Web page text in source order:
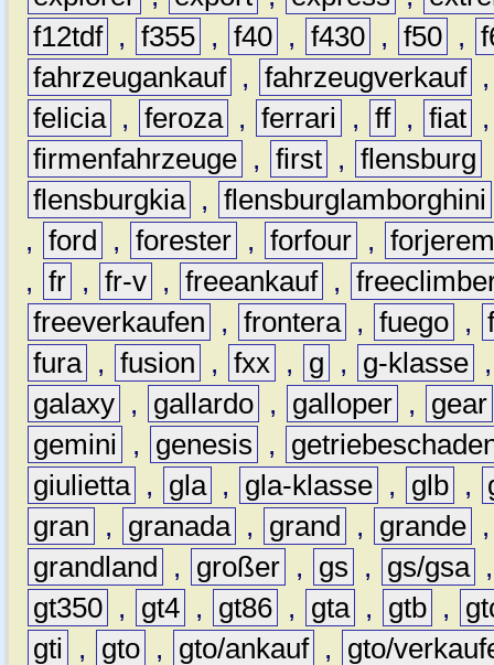
f12tdf , f355 , f40 , f430 , f50 ,
fahrzeugankauf , fahrzeugverkauf
felicia , feroza , ferrari , ff , fiat
firmenfahrzeuge , first , flensburg
flensburgkia , flensburglamborghini
, ford , forester , forfour ,
, fr , fr-v , freeankauf ,
freeverkaufen
, frontera , fuego ,
fura , fusion , fxx , g , g-klasse
galaxy , gallardo , galloper ,
gear
gemini
, genesis ,
giulietta , gla , gla-klasse , glb ,
gran
, granada , grand , grande
grandland
, großer , gs , gs/gsa
gt350 , gt4 , gt86 , gta , gtb ,
gti
, gto , gto/ankauf ,
gto/